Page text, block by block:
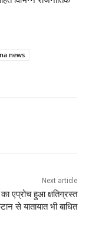
news
Next article
एप्रोच हुआ क्षतिग्रस्त
से यातायात भी बाधित